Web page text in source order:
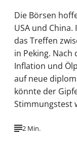
Die Börsen
USA und
das Treffen
in Peking.
Inflation und
auf neue
könnte der
Stimmungstest
2 Min.